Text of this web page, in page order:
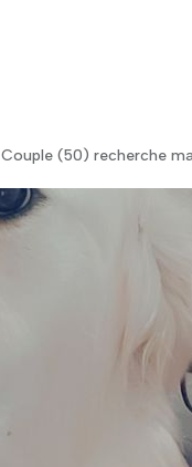
Couple (50) recherche